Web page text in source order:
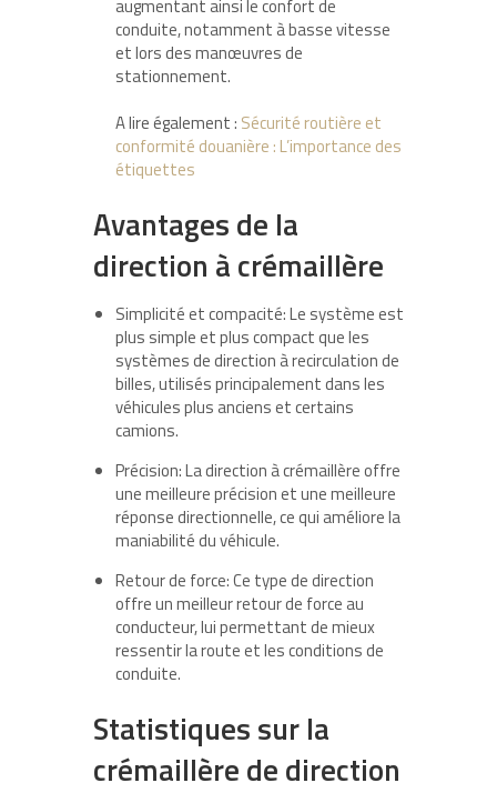
augmentant ainsi le confort de
conduite, notamment à basse vitesse
et lors des manœuvres de
stationnement.
A lire également : Sécurité routière et
conformité douanière : L’importance des
étiquettes
Avantages de la
direction à crémaillère
Simplicité et compacité: Le système est
plus simple et plus compact que les
systèmes de direction à recirculation de
billes, utilisés principalement dans les
véhicules plus anciens et certains
camions.
Précision: La direction à crémaillère offre
une meilleure précision et une meilleure
réponse directionnelle, ce qui améliore la
maniabilité du véhicule.
Retour de force: Ce type de direction
offre un meilleur retour de force au
conducteur, lui permettant de mieux
ressentir la route et les conditions de
conduite.
Statistiques sur la
crémaillère de direction